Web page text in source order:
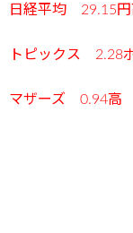
日経平均 29.15
トピックス 2.28
マザーズ 0.94